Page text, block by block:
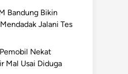
Bandung Bikin
Jalani Tes
Nekat
Mal Usai Diduga